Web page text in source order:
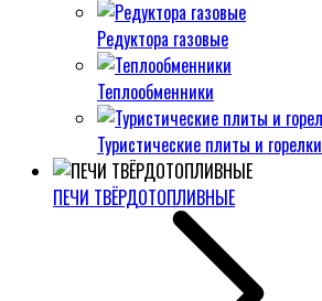
Редуктора газовые
Теплообменники
Туристические плиты и горелки
ПЕЧИ ТВЁРДОТОПЛИВНЫЕ